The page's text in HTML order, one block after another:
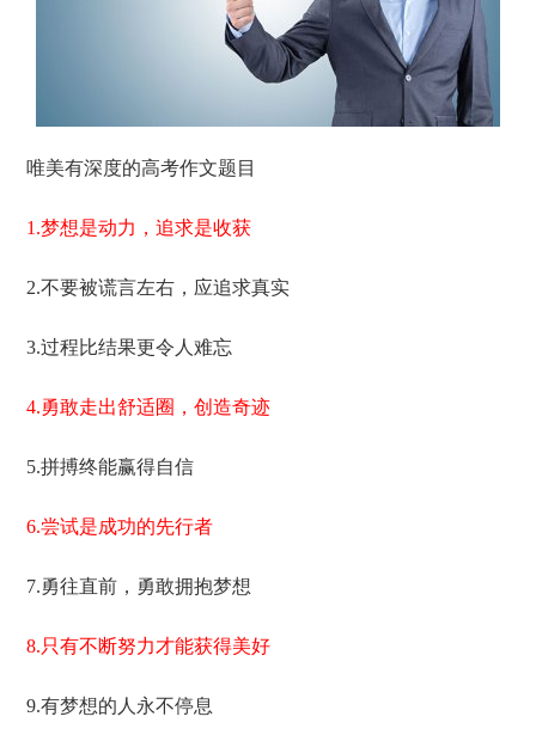
唯美有深度的高考作文题目
1.梦想是动力，追求是收获
2.不要被谎言左右，应追求真实
3.过程比结果更令人难忘
4.勇敢走出舒适圈，创造奇迹
5.拼搏终能赢得自信
6.尝试是成功的先行者
7.勇往直前，勇敢拥抱梦想
8.只有不断努力才能获得美好
9.有梦想的人永不停息